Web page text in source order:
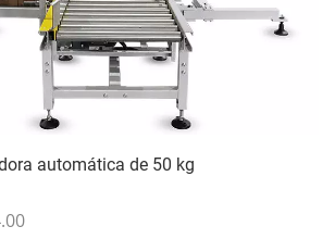
automática de 50 kg